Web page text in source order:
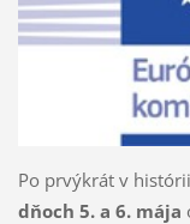
Po prvýkrát v
dňoch 5. a 6. mája